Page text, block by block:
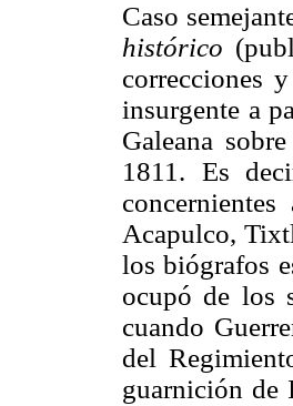
Caso
histórico
correcciones
insurgente a
Galeana
1811. Es
Acapulco,
los biógrafos
ocupó de los
cuando
del
guarnición de